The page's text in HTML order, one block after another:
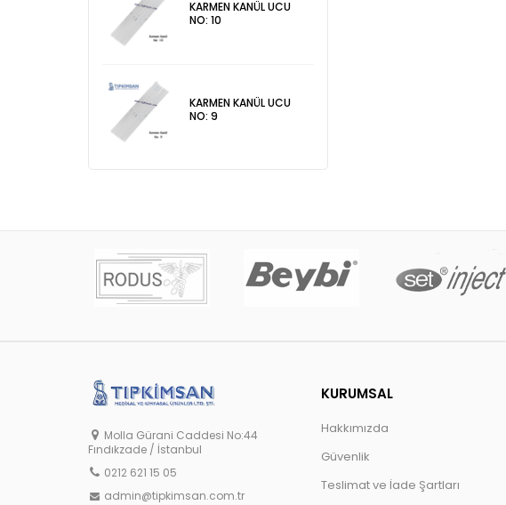
KARMEN KANÜL UCU
NO: 10
KARMEN KANÜL UCU
NO: 9
Molla Gürani Caddesi No:44
Fındıkzade / İstanbul
0212 621 15 05
admin@tipkimsan.com.tr
KURUMSAL
Hakkımızda
Güvenlik
Teslimat ve İade Şartları